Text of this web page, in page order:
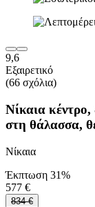
9,6
Εξαιρετικό
(66 σχόλια)
Νίκαια
στη θάλασσα,
Νίκαια
Έκπτωση 31%
577 €
834 €